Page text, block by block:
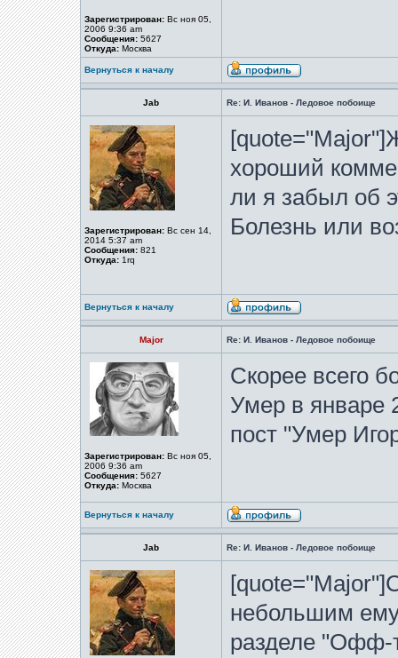
Зарегистрирован: Вс ноя 05,
2006 9:36 am
Сообщения: 5627
Откуда: Москва
Вернуться к началу
Jab Re: И. Иванов - Ледовое побоище
Зарегистрирован: Вс сен 14,
2014 5:37 am
Сообщения: 821
Откуда: 1rq
хороший
ли я забыл об
Болезнь или
Вернуться к началу
Major Re: И. Иванов - Ледовое побоище
Зарегистрирован: Вс ноя 05,
2006 9:36 am
Сообщения: 5627
Откуда: Москва
Скорее всего
Умер в январе
пост "Умер
Вернуться к началу
Jab Re: И. Иванов - Ледовое побоище
небольшим
разделе "Офф-